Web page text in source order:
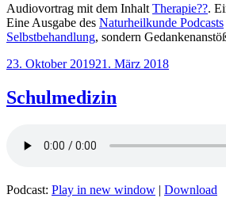
Audiovortrag mit dem Inhalt Therapie??.
Eine Ausgabe des Naturheilkunde Podcasts
Selbstbehandlung, sondern
Veröffentlicht
23. Oktober 201921. März 2018
Schulmedizin
Podcast: Play in new window | Download